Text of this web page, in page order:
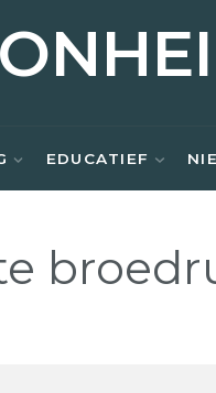
EDUCATIEF